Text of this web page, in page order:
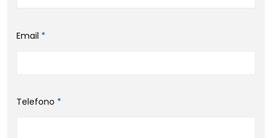
Email *
Telefono *